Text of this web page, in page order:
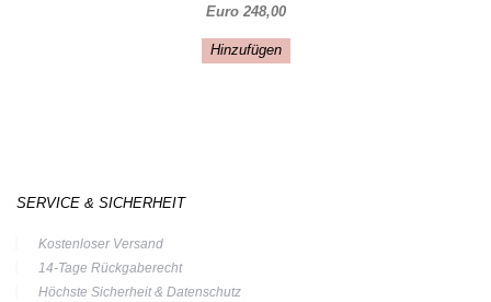
Euro 248,00
Hinzufügen
SERVICE & SICHERHEIT
Kostenloser Versand
14-Tage Rückgaberecht
Höchste Sicherheit & Datenschutz